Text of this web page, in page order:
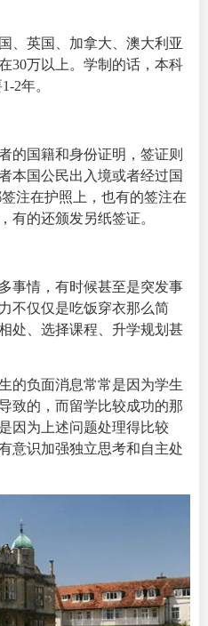
、英国、加拿大、澳大利亚
30万以上。学制的话，本科
2年。
的国籍和身份证明，签证则
本国公民出入境或者经过国
注在护照上，也有的签注在
有的还颁发另纸签证。
事情，有时候甚至是突发事
不仅仅是吃饭穿衣那么简
处、选择课程、升学规划甚
的负面消息常常是因为学生
致的，而留学比较成功的那
因为上述问题处理得比较
意识加强独立思考和自主处